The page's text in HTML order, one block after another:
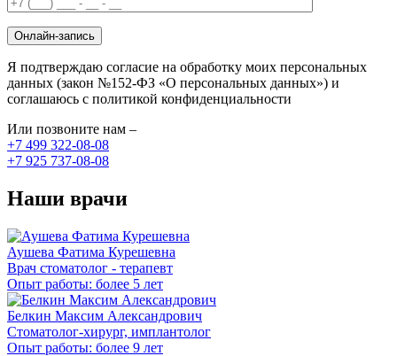
Онлайн-запись
Я подтверждаю согласие на обработку моих персональных
данных (закон №152-ФЗ «О персональных данных») и
соглашаюсь с политикой конфиденциальности
Или позвоните нам –
+7 499 322-08-08
+7 925 737-08-08
Наши врачи
Аушева Фатима Курешевна
Врач стоматолог - терапевт
Опыт работы: более 5 лет
Белкин Максим Александрович
Стоматолог-хирург, имплантолог
Опыт работы: более 9 лет